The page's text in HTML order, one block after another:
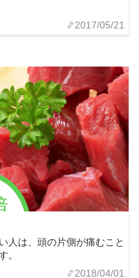
2017/05/21
人は、頭の片側が痛むこと
。
2018/04/01